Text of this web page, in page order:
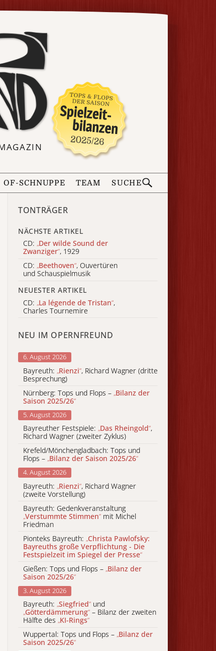
OF-SCHNUPPE TEAM SUCHE
TONTRÄGER
NÄCHSTE ARTIKEL
CD: „Der wilde Sound der
Zwanziger“, 1929
CD: „Beethoven“, Ouvertüren
und Schauspielmusik
NEUESTER ARTIKEL
CD: „La légende de Tristan“,
Charles Tournemire
NEU IM OPERNFREUND
6. August 2026
Bayreuth: „Rienzi“, Richard Wagner (dritte
Besprechung)
Nürnberg: Tops und Flops – „Bilanz der
Saison 2025/26“
5. August 2026
Bayreuther Festspiele: „Das Rheingold“,
Richard Wagner (zweiter Zyklus)
Krefeld/Mönchengladbach: Tops und
Flops – „Bilanz der Saison 2025/26“
4. August 2026
Bayreuth: „Rienzi“, Richard Wagner
(zweite Vorstellung)
Bayreuth: Gedenkveranstaltung
„Verstummte Stimmen“ mit Michel
Friedman
Pionteks Bayreuth: „Christa Pawlofsky:
Bayreuths große Verpflichtung - Die
Festspielzeit im Spiegel der Presse“
Gießen: Tops und Flops – „Bilanz der
Saison 2025/26“
3. August 2026
Bayreuth: „Siegfried“ und
„Götterdämmerung“ – Bilanz der zweiten
Hälfte des „KI-Rings“
Wuppertal: Tops und Flops – „Bilanz der
Saison 2025/26“